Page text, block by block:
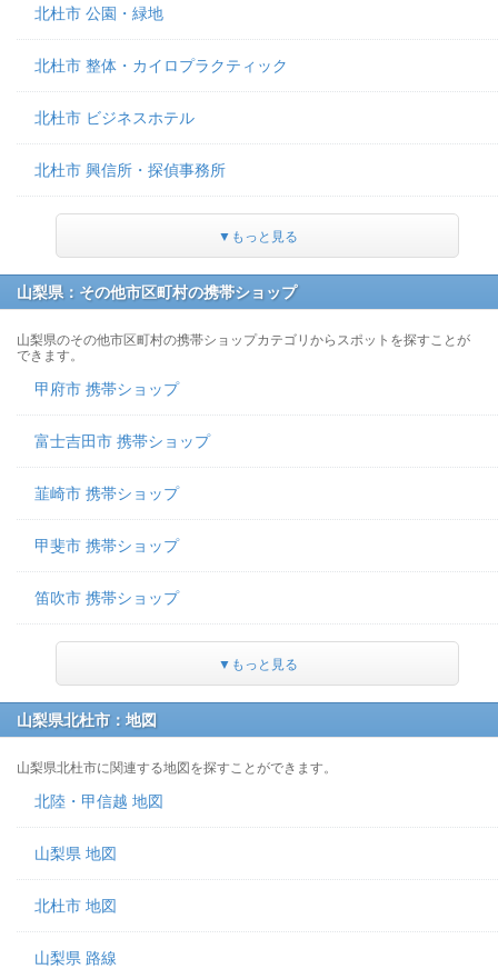
北杜市 公園・緑地
北杜市 整体・カイロプラクティック
北杜市 ビジネスホテル
北杜市 興信所・探偵事務所
▼もっと見る
山梨県：その他市区町村の携帯ショップ
山梨県のその他市区町村の携帯ショップカテゴリからスポットを探すことが
できます。
甲府市 携帯ショップ
富士吉田市 携帯ショップ
韮崎市 携帯ショップ
甲斐市 携帯ショップ
笛吹市 携帯ショップ
▼もっと見る
山梨県北杜市：地図
山梨県北杜市に関連する地図を探すことができます。
北陸・甲信越 地図
山梨県 地図
北杜市 地図
山梨県 路線